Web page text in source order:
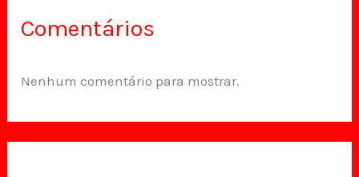
Comentários
Nenhum comentário para mostrar.